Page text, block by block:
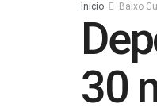
Início Baixo
30